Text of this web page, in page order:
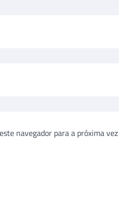
navegador para a próxima vez